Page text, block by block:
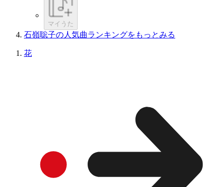
マイうた
石嶺聡子の人気曲ランキングをもっとみる
花